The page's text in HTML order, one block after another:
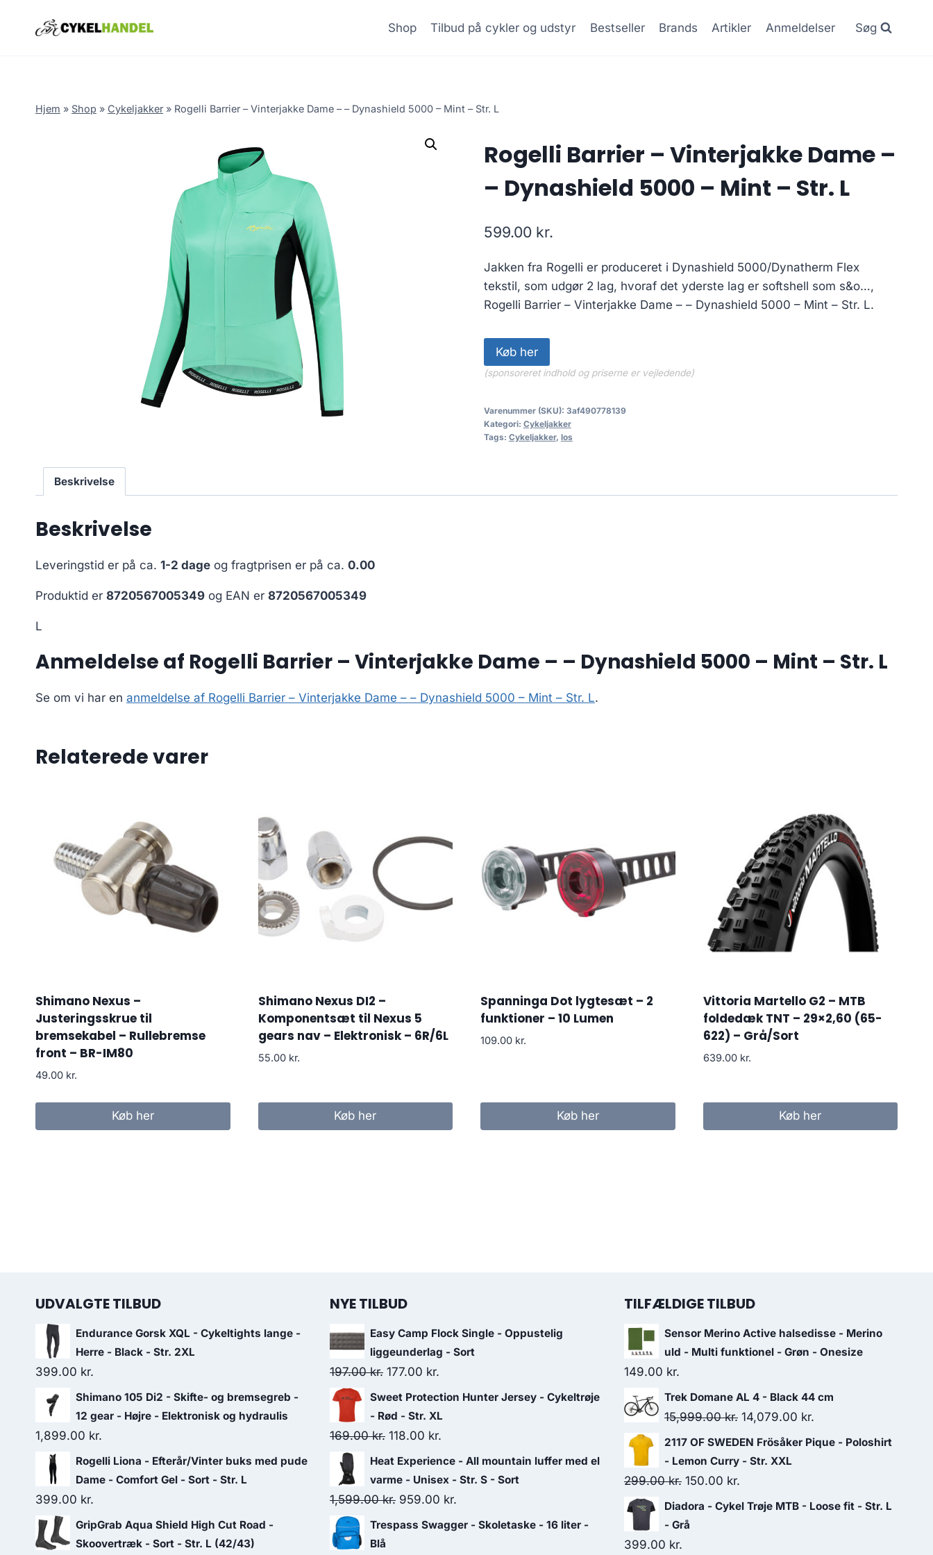
Shop Tilbud på cykler og udstyr Bestseller Brands Artikler Anmeldelser Søg
Hjem » Shop » Cykeljakker » Rogelli Barrier – Vinterjakke Dame – – Dynashield 5000 – Mint – Str. L
Rogelli Barrier – Vinterjakke Dame –
– Dynashield 5000 – Mint – Str. L
599.00 kr.
Jakken fra Rogelli er produceret i Dynashield 5000/Dynatherm Flex
tekstil, som udgør 2 lag, hvoraf det yderste lag er softshell som s&o…,
Rogelli Barrier – Vinterjakke Dame – – Dynashield 5000 – Mint – Str. L.
Køb her
(sponsoreret indhold og priserne er vejledende)
Varenummer (SKU): 3af490778139
Kategori: Cykeljakker
Tags: Cykeljakker, los
Beskrivelse
Beskrivelse
Leveringstid er på ca. 1-2 dage og fragtprisen er på ca. 0.00
Produktid er 8720567005349 og EAN er 8720567005349
L
Anmeldelse af Rogelli Barrier – Vinterjakke Dame – – Dynashield 5000 – Mint – Str. L
Se om vi har en anmeldelse af Rogelli Barrier – Vinterjakke Dame – – Dynashield 5000 – Mint – Str. L.
Relaterede varer
Shimano Nexus –
Justeringsskrue til
bremsekabel – Rullebremse
front – BR-IM80
49.00 kr.
Køb her
Shimano Nexus DI2 –
Komponentsæt til Nexus 5
gears nav – Elektronisk – 6R/6L
55.00 kr.
Køb her
Spanninga Dot lygtesæt – 2
funktioner – 10 Lumen
109.00 kr.
Køb her
Vittoria Martello G2 – MTB
foldedæk TNT – 29×2,60 (65-
622) – Grå/Sort
639.00 kr.
Køb her
UDVALGTE TILBUD
Endurance Gorsk XQL - Cykeltights lange -
Herre - Black - Str. 2XL
399.00 kr.
Shimano 105 Di2 - Skifte- og bremsegreb -
12 gear - Højre - Elektronisk og hydraulis
1,899.00 kr.
Rogelli Liona - Efterår/Vinter buks med pude
Dame - Comfort Gel - Sort - Str. L
399.00 kr.
GripGrab Aqua Shield High Cut Road -
Skoovertræk - Sort - Str. L (42/43)
NYE TILBUD
Easy Camp Flock Single - Oppustelig
liggeunderlag - Sort
197.00kr. Original
price
was:
197.00 kr..
177.00 kr.
price
is:
Sweet Protection Hunter Jersey - Cykeltrøje
- Rød - Str. XL
169.00kr. Original
price
was:
169.00 kr..
118.00 kr.
price
is:
118.00 kr..
Heat Experience - All mountain luffer med el
varme - Unisex - Str. S - Sort
1,599.00kr. Original
price
959.00 kr.
price
Trespass Swagger - Skoletaske - 16 liter -
Blå
TILFÆLDIGE TILBUD
Sensor Merino Active halsedisse - Merino
uld - Multi funktionel - Grøn - Onesize
149.00 kr.
Trek Domane AL 4 - Black 44 cm
15,999.00kr. Original
price
was:
14,079.00 kr.
price
2117 OF SWEDEN Frösåker Pique - Poloshirt
- Lemon Curry - Str. XXL
299.00kr. Original
price
was:
150.00 kr.
price
Diadora - Cykel Trøje MTB - Loose fit - Str. L
- Grå
399.00 kr.